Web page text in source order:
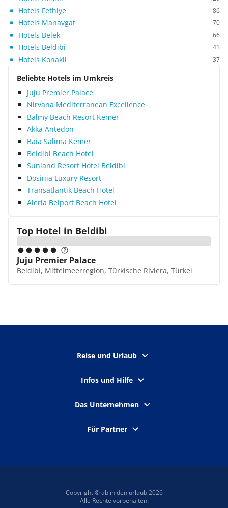
Hotels Fethiye 86
Hotels Manavgat 70
Hotels Belek 66
Hotels Beldibi 41
Hotels Konakli 37
Beliebte Hotels im Umkreis
Juju Premier Palace
Nirvana Mediterranean Excellence
Balmy Beach Resort Kemer
Akka Antedon
Baia Salima Kemer
Beldibi Beach Hotel
Sunland Resort Hotel Beldibi
Dosinia Luxury Resort
Transatlantik Beach Hotel
Aleria Belport Beach Hotel
Top Hotel in Beldibi
Juju Premier Palace
Beldibi, Mittelmeerregion, Türkische Riviera, Türkei
Reise und Urlaub
Infos und Hilfe
Das Unternehmen
Für Partner
Copyright © ab in den urlaub 2026
Alle Rechte vorbehalten.